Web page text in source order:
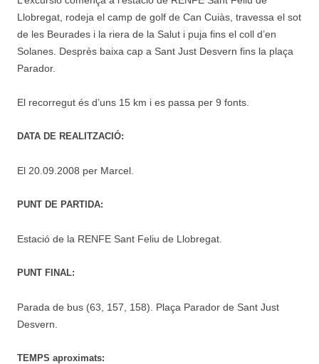
Llobregat, rodeja el camp de golf de Can Cuiàs, travessa el sot
de les Beurades i la riera de la Salut i puja fins el coll d’en
Solanes. Desprès baixa cap a Sant Just Desvern fins la plaça
Parador.
El recorregut és d’uns 15 km i es passa per 9 fonts.
DATA DE REALITZACIÓ:
El 20.09.2008 per Marcel.
PUNT DE PARTIDA:
Estació de la RENFE Sant Feliu de Llobregat.
PUNT FINAL:
Parada de bus (63, 157, 158). Plaça Parador de Sant Just
Desvern.
TEMPS aproximats: